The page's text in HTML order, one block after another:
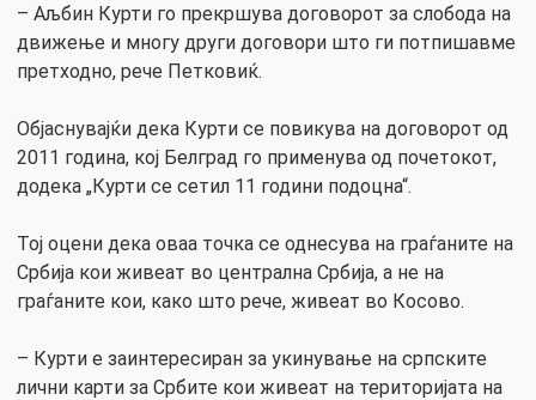
– Аљбин Курти го прекршува договорот за слобода на
движење и многу други договори што ги потпишавме
претходно, рече Петковиќ.
Објаснувајќи дека Курти се повикува на договорот од
2011 година, кој Белград го применува од почетокот,
додека „Курти се сетил 11 години подоцна“.
Тој оцени дека оваа точка се однесува на граѓаните на
Србија кои живеат во централна Србија, а не на
граѓаните кои, како што рече, живеат во Косово.
– Курти е заинтересиран за укинување на српските
лични карти за Србите кои живеат на територијата на